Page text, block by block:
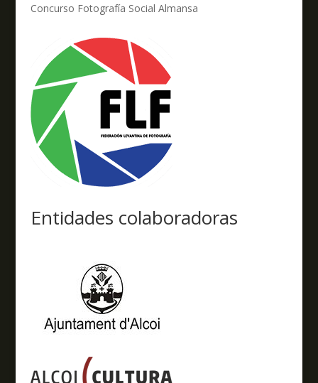
Concurso Fotografía Social Almansa
Entidades colaboradoras